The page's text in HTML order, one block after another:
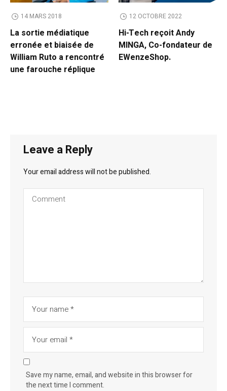
14 MARS 2018
La sortie médiatique
erronée et biaisée de
William Ruto a rencontré
une farouche réplique
12 OCTOBRE 2022
Hi-Tech reçoit Andy
MINGA, Co-fondateur de
EWenzeShop.
Leave a Reply
Your email address will not be published.
Save my name, email, and website in this browser for
the next time I comment.